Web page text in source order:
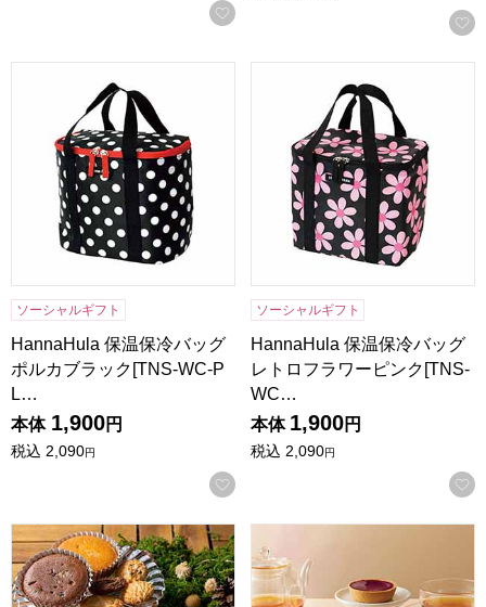
お気に入りに登録する
ソーシャルギフト
HannaHula 保温保冷バッグ
ポルカブラック[TNS-WC-P
L…
本体 1,900円
税込 2,090円
お気に入りに登録する
ソーシャルギフト
HannaHula 保温保冷バッグ
レトロフラワーピンク[TNS-
WC…
本体 1,900円
税込 2,090円
森の庭 焼き菓子アソート フラワーリース 10個入[MRM-02A]